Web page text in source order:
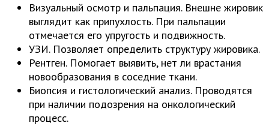
Визуальный осмотр и пальпация. Внешне жировик
выглядит как припухлость. При пальпации
отмечается его упругость и подвижность.
УЗИ. Позволяет определить структуру жировика.
Рентген. Помогает выявить, нет ли врастания
новообразования в соседние ткани.
Биопсия и гистологический анализ. Проводятся
при наличии подозрения на онкологический
процесс.